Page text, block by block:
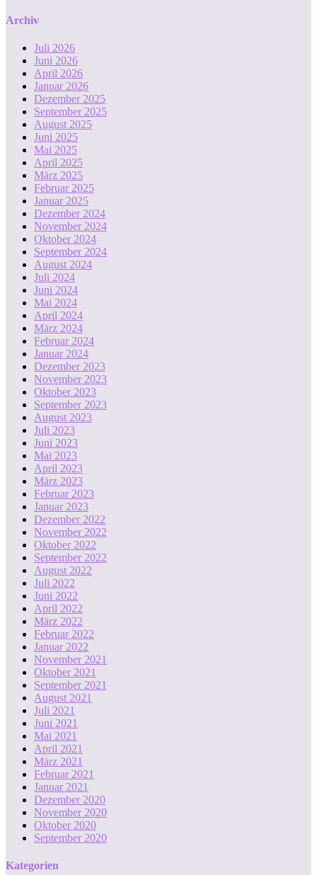
Archiv
Juli 2026
Juni 2026
April 2026
Januar 2026
Dezember 2025
September 2025
August 2025
Juni 2025
Mai 2025
April 2025
März 2025
Februar 2025
Januar 2025
Dezember 2024
November 2024
Oktober 2024
September 2024
August 2024
Juli 2024
Juni 2024
Mai 2024
April 2024
März 2024
Februar 2024
Januar 2024
Dezember 2023
November 2023
Oktober 2023
September 2023
August 2023
Juli 2023
Juni 2023
Mai 2023
April 2023
März 2023
Februar 2023
Januar 2023
Dezember 2022
November 2022
Oktober 2022
September 2022
August 2022
Juli 2022
Juni 2022
April 2022
März 2022
Februar 2022
Januar 2022
November 2021
Oktober 2021
September 2021
August 2021
Juli 2021
Juni 2021
Mai 2021
April 2021
März 2021
Februar 2021
Januar 2021
Dezember 2020
November 2020
Oktober 2020
September 2020
Kategorien